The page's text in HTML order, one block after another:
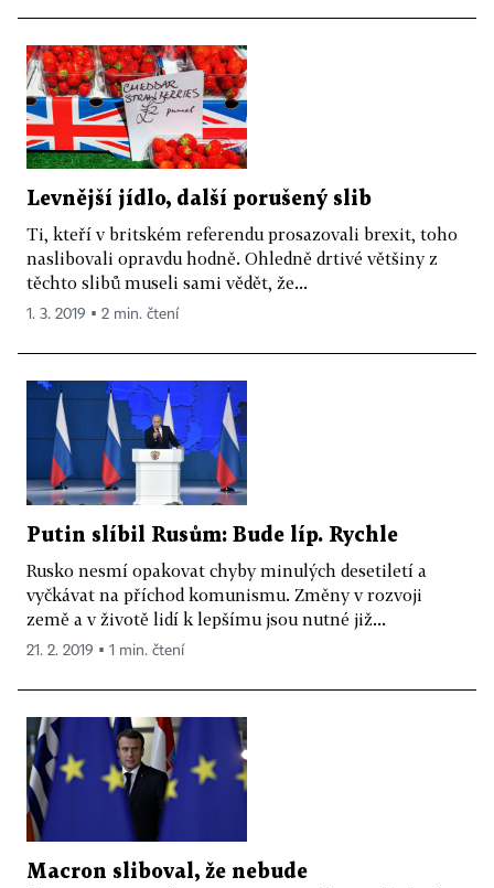
Levnější jídlo, další porušený slib
Ti, kteří v britském referendu prosazovali brexit, toho
naslibovali opravdu hodně. Ohledně drtivé většiny z
těchto slibů museli sami vědět, že...
1. 3. 2019 ▪ 2 min. čtení
Putin slíbil Rusům: Bude líp. Rychle
Rusko nesmí opakovat chyby minulých desetiletí a
vyčkávat na příchod komunismu. Změny v rozvoji
země a v životě lidí k lepšímu jsou nutné již...
21. 2. 2019 ▪ 1 min. čtení
Macron sliboval, že nebude